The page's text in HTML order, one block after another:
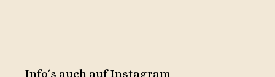
Info´s auch auf Instagram